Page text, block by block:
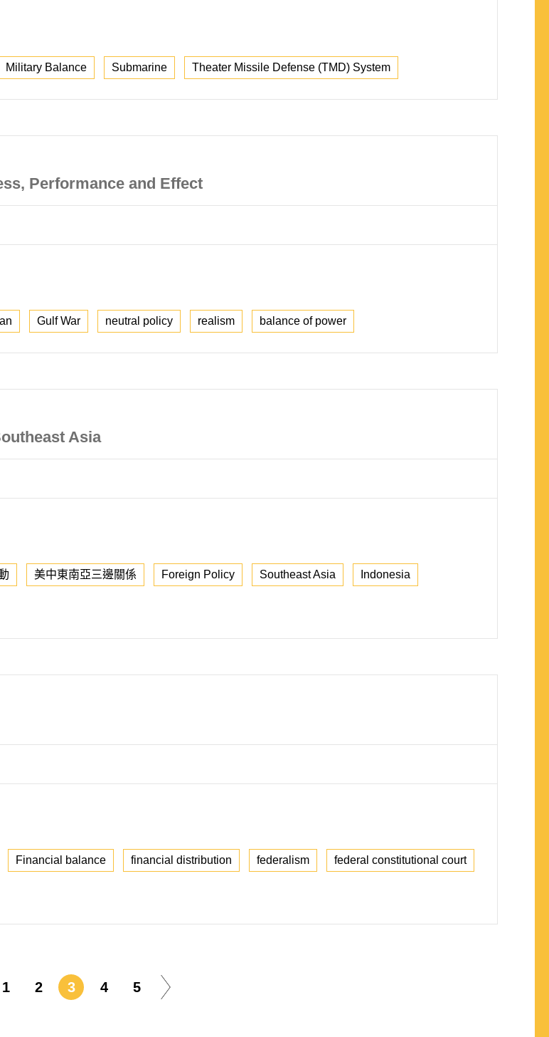
Military Balance Submarine Theater Missile Defense (TMD) System
Performance and Effect
Gulf War neutral policy realism balance of power
Asia
美中東南亞三邊關係 Foreign Policy Southeast Asia Indonesia
Financial balance financial distribution federalism federal constitutional court
1 2 3 4 5